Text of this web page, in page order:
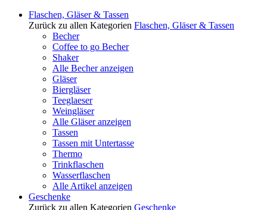
Flaschen, Gläser & Tassen
Zurück zu allen Kategorien Flaschen, Gläser & Tassen
Becher
Coffee to go Becher
Shaker
Alle Becher anzeigen
Gläser
Biergläser
Teeglaeser
Weingläser
Alle Gläser anzeigen
Tassen
Tassen mit Untertasse
Thermo
Trinkflaschen
Wasserflaschen
Alle Artikel anzeigen
Geschenke
Zurück zu allen Kategorien Geschenke